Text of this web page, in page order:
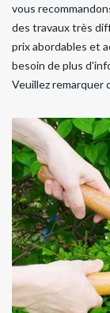
vous
des travaux très
prix abordables et
besoin de plus
Veuillez remarquer